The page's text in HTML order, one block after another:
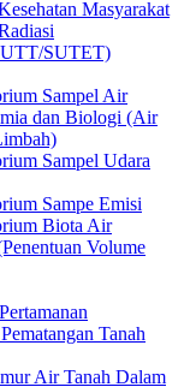
Masyarakat
SUTET)
Sampel Air
dan Biologi (Air
Sampel Udara
Sampe Emisi
Biota Air
Volume
Tanah
Air Tanah Dalam